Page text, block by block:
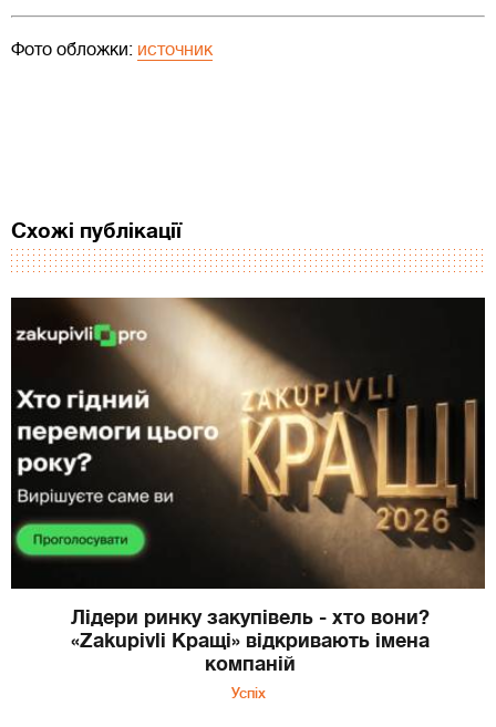
Фото обложки: источник
Схожі публікації
Лідери ринку закупівель - хто вони?
«Zakupivli Кращі» відкривають імена
компаній
Успіх